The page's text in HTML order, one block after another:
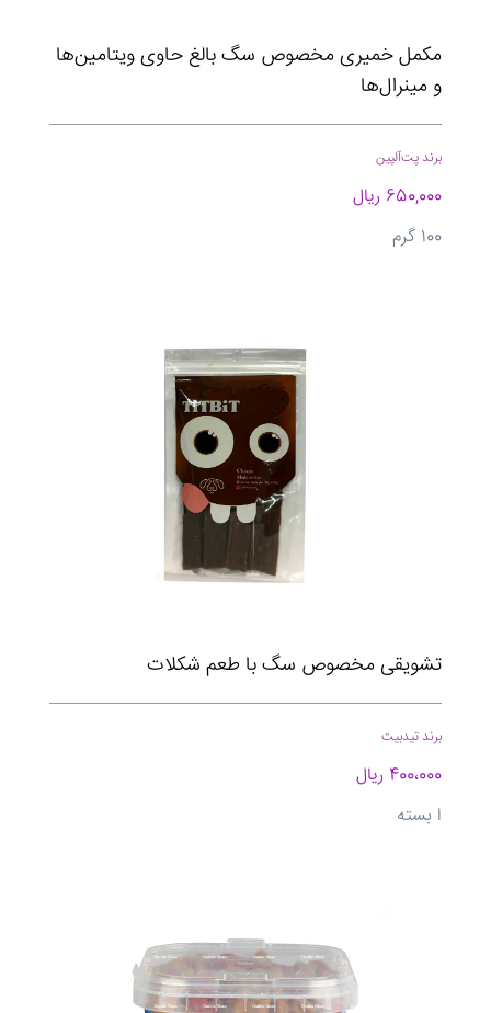
مکمل خمیری مخصوص سگ بالغ حاوی ویتامین‌ها
و مینرال‌ها
برند پت‌آلپین
650,000 ریال
100 گرم
تشویقی مخصوص سگ با طعم شکلات
برند تیدبیت
400،000 ریال
ا بسته